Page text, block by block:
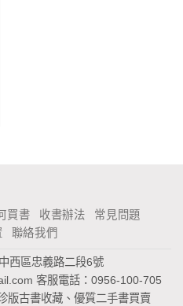
買書 收書辦法
常見問題
聯絡我們
西區忠義路二段6號
客服電話：0956-100-705
版古書收藏、優質二手書買賣